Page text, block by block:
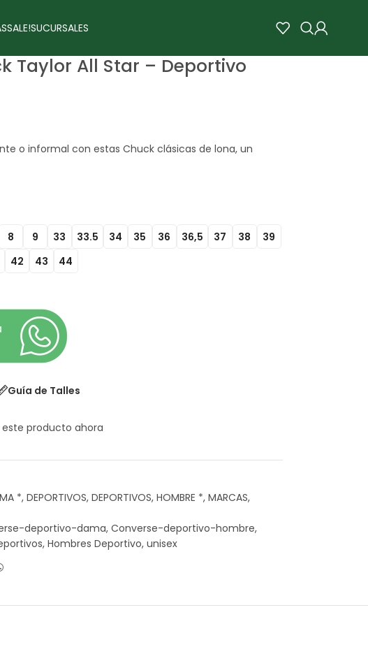
SALE!SUCURSALES
Taylor All Star – Deportivo
o informal con estas Chuck clásicas de lona, un
8 9 33 33.5 34 35 36 36,5 37 38
39
42 43 44
Guía de Talles
producto ahora
*, DEPORTIVOS, DEPORTIVOS, HOMBRE *, MARCAS,
deportivo-dama, Converse-deportivo-hombre,
, Hombres Deportivo, unisex